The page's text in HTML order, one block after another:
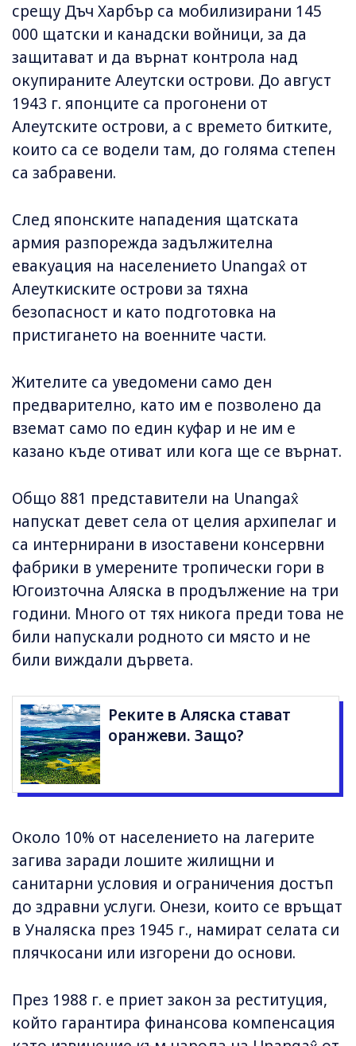
срещу Дъч Харбър са мобилизирани 145
000 щатски и канадски войници, за да
защитават и да върнат контрола над
окупираните Алеутски острови. До август
1943 г. японците са прогонени от
Алеутските острови, а с времето битките,
които са се водели там, до голяма степен
са забравени.
След японските нападения щатската
армия разпорежда задължителна
евакуация на населението Unangax̂ от
Алеуткиските острови за тяхна
безопасност и като подготовка на
пристигането на военните части.
Жителите са уведомени само ден
предварително, като им е позволено да
вземат само по един куфар и не им е
казано къде отиват или кога ще се върнат.
Общо 881 представители на Unangax̂
напускат девет села от целия архипелаг и
са интернирани в изоставени консервни
фабрики в умерените тропически гори в
Югоизточна Аляска в продължение на три
години. Много от тях никога преди това не
били напускали родното си място и не
били виждали дървета.
Реките в Аляска стават
оранжеви. Защо?
Около 10% от населението на лагерите
загива заради лошите жилищни и
санитарни условия и ограничения достъп
до здравни услуги. Онези, които се връщат
в Уналяска през 1945 г., намират селата си
плячкосани или изгорени до основи.
През 1988 г. е приет закон за реституция,
който гарантира финансова компенсация